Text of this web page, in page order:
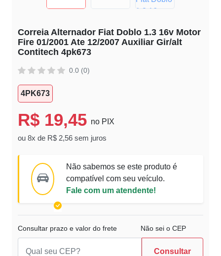
Correia Alternador Fiat Doblo 1.3 16v Motor
Fire 01/2001 Ate 12/2007 Auxiliar Gir/alt
Contitech 4pk673
0.0 (0)
4PK673
R$ 19,45 no PIX
ou 8x de R$ 2,56 sem juros
Não sabemos se este produto é
compatível com seu veículo.
Fale com um atendente!
Consultar prazo e valor do frete Não sei o CEP
Consultar